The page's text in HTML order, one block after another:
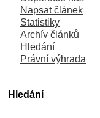
Napsat článek
Statistiky
Archív článků
Hledání
Právní výhrada
Hledání